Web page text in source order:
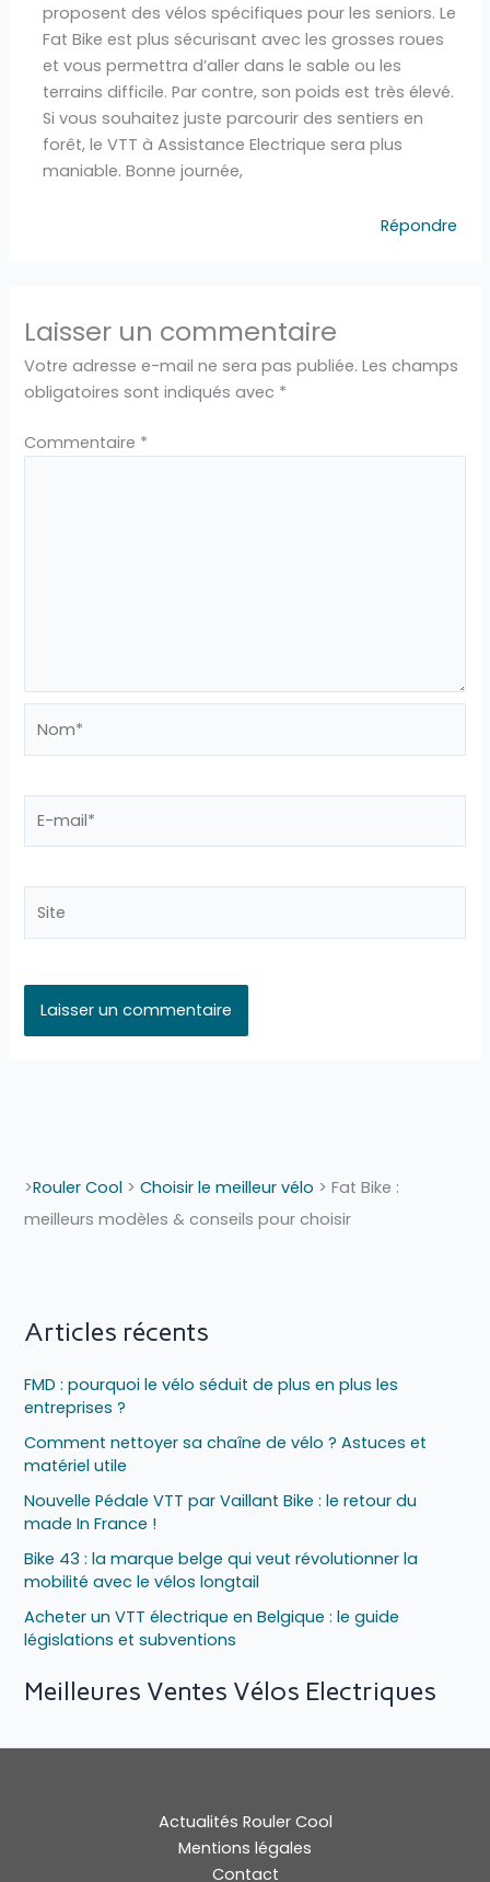
proposent des vélos spécifiques pour les seniors. Le
Fat Bike est plus sécurisant avec les grosses roues
et vous permettra d’aller dans le sable ou les
terrains difficile. Par contre, son poids est très élevé.
Si vous souhaitez juste parcourir des sentiers en
forêt, le VTT à Assistance Electrique sera plus
maniable. Bonne journée,
Répondre
Laisser un commentaire
Votre adresse e-mail ne sera pas publiée. Les champs
obligatoires sont indiqués avec *
Commentaire *
mail*
>Rouler Cool >Choisir le meilleur vélo >Fat Bike :
meilleurs modèles & conseils pour choisir
Articles récents
FMD : pourquoi le vélo séduit de plus en plus les
entreprises ?
Comment nettoyer sa chaîne de vélo ? Astuces et
matériel utile
Nouvelle Pédale VTT par Vaillant Bike : le retour du
made In France !
Bike 43 : la marque belge qui veut révolutionner la
mobilité avec le vélos longtail
Acheter un VTT électrique en Belgique : le guide
législations et subventions
Meilleures Ventes Vélos Electriques
Actualités Rouler Cool
Mentions légales
Contact